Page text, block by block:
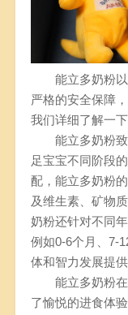
能立多奶粉以
严格的安全保障
我们详细了解一
能立多奶粉致
足宝宝不同阶段
配，能立多奶粉
及维生素、矿物
奶粉还针对不同
例如0-6个月、7-
体和智力发展提供
能立多奶粉在
了愉悦的进食体